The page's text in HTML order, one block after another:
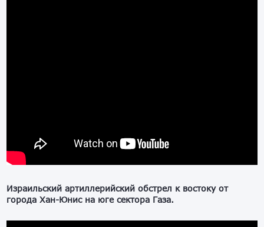
Израильский артиллерийский обстрел к востоку от
города Хан-Юнис на юге сектора Газа.